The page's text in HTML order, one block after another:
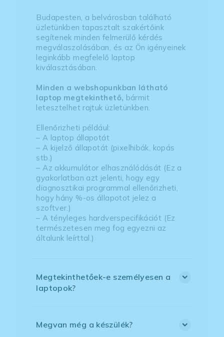
Budapesten, a belvárosban található
üzletünkben tapasztalt szakértőink
segítenek minden felmerülő kérdés
megválaszolásában, és az Ön igényeinek
leginkább megfelelő laptop
kiválasztásában.
Minden a webshopunkban látható
laptop megtekinthető, bármit
letesztelhet rajtuk üzletünkben.
Ellenőrizheti például:
– A laptop állapotát
– A kijelző állapotát (pixelhibák, kopás
stb.)
– Az akkumulátor elhasználódását (Ez a
gyakorlatban azt jelenti, hogy egy
diagnosztikai programmal ellenőrizheti,
hogy hány %-os állapotot jelez a
szoftver.)
– A tényleges hardverspecifikációt (Ez
természetesen meg fog egyezni az
általunk leírttal.)
Megtekinthetőek-e személyesen a
laptopok?
Megvan még a készülék?